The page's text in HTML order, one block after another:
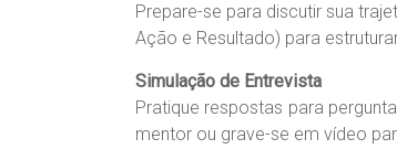
Prepare-se para discutir sua
Ação e Resultado) para
Simulação de Entrevista
Pratique respostas para
mentor ou grave-se em vídeo